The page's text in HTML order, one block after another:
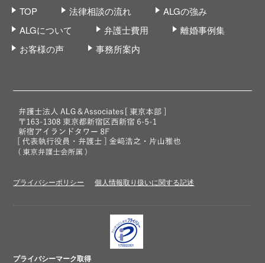
TOP 法律相談の流れ
ALGの強み
ALGについて
弁護士費用
離婚事例集
お客様の声
事務所案内
プライバシーポリシー 個人情報取り扱いに関する記述
プライバシーマーク取得